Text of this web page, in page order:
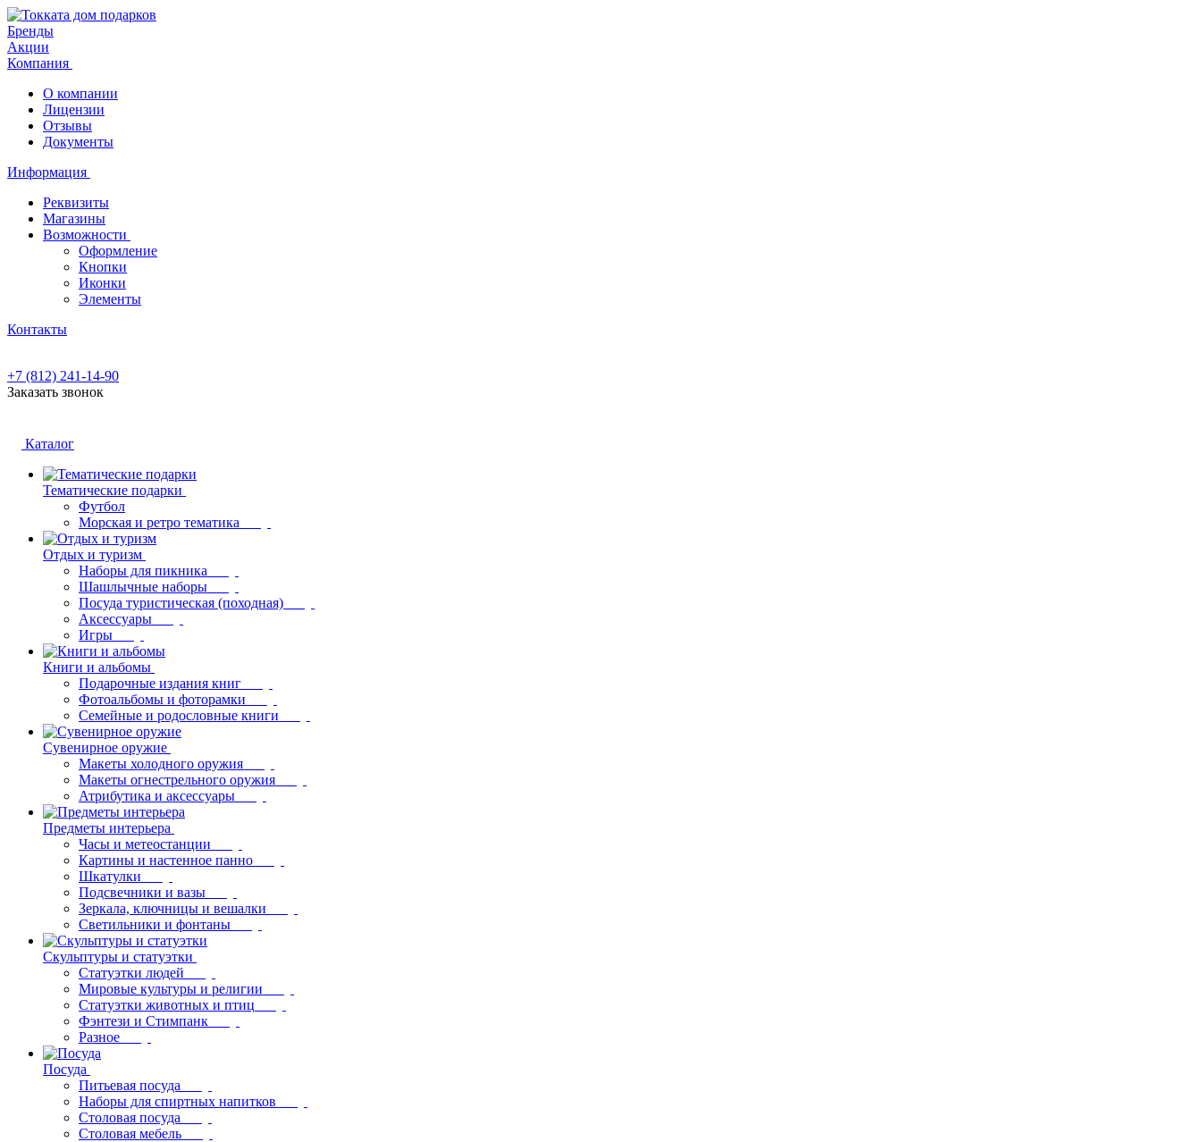
Бренды
Акции
Компания
О компании
Лицензии
Отзывы
Документы
Информация
Реквизиты
Магазины
Возможности
Оформление
Кнопки
Иконки
Элементы
Контакты
+7 (812) 241-14-90
Заказать звонок
Каталог
Тематические подарки
Футбол
Морская и ретро тематика
Отдых и туризм
Наборы для пикника
Шашлычные наборы
Посуда туристическая (походная)
Аксессуары
Игры
Книги и альбомы
Подарочные издания книг
Фотоальбомы и фоторамки
Семейные и родословные книги
Сувенирное оружие
Макеты холодного оружия
Макеты огнестрельного оружия
Атрибутика и аксессуары
Предметы интерьера
Часы и метеостанции
Картины и настенное панно
Шкатулки
Подсвечники и вазы
Зеркала, ключницы и вешалки
Светильники и фонтаны
Скульптуры и статуэтки
Статуэтки людей
Мировые культуры и религии
Статуэтки животных и птиц
Фэнтези и Стимпанк
Разное
Посуда
Питьевая посуда
Наборы для спиртных напитков
Столовая посуда
Столовая мебель